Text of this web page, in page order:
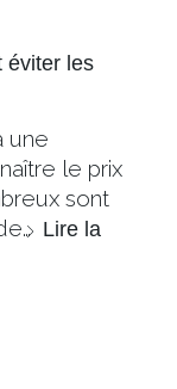
éviter les
une
le prix
sont
Lire la